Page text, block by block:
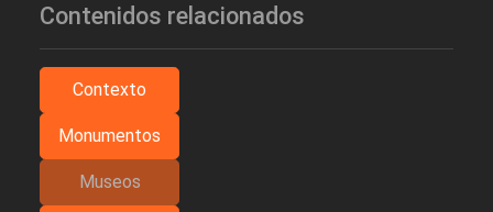
Contenidos relacionados
Contexto
Monumentos
Museos